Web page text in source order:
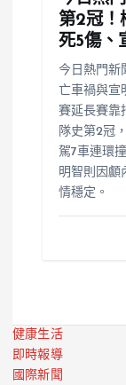
第2冠！
死5傷、
今日熱門新
亡車禍與宣
賽延長賽靠
隊史第2冠
駕7車連環
明智則因顱
情穩定。
健康生活
即時報導
國際新聞